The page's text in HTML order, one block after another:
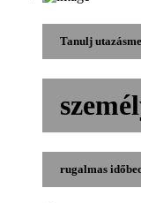
Tanulj
rugalmas